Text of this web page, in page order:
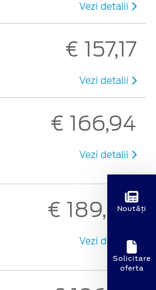
Vezi detalii
€ 157,17
Vezi detalii
€ 166,94
Vezi detalii
€ 189,00
Vezi detalii
Noutăți
Solicitare
oferta